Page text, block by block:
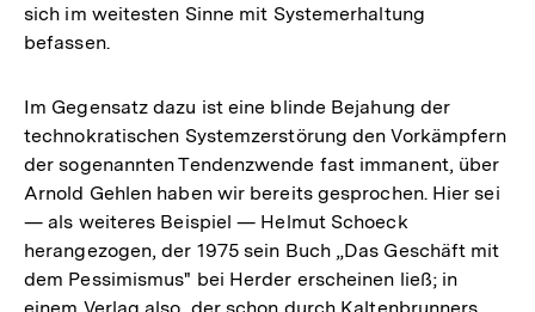
sich im weitesten Sinne mit Systemerhaltung
befassen.
Im Gegensatz dazu ist eine blinde Bejahung der
technokratischen Systemzerstörung den Vorkämpfern
der sogenannten Tendenzwende fast immanent, über
Arnold Gehlen haben wir bereits gesprochen. Hier sei
— als weiteres Beispiel — Helmut Schoeck
herangezogen, der 1975 sein Buch „Das Geschäft mit
dem Pessimismus" bei Herder erscheinen ließ; in
einem Verlag also, der schon durch Kaltenbrunners